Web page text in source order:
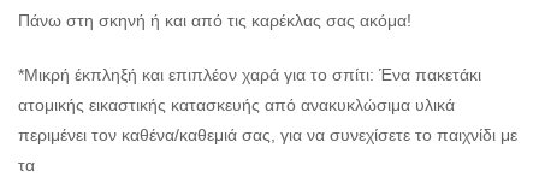
Πάνω στη σκηνή ή και από τις καρέκλας σας ακόμα!
*Μικρή έκπληξή και επιπλέον χαρά για το σπίτι: Ένα πακετάκι
ατομικής εικαστικής κατασκευής από ανακυκλώσιμα υλικά
περιμένει τον καθένα/καθεμιά σας, για να συνεχίσετε το παιχνίδι με
τα